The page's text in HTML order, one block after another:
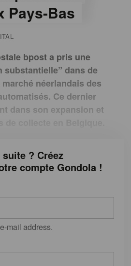
Pays-Bas
bpost a pris une
substantielle” dans de
néerlandais des
Ce dernier
dans son expansion et
? Créez
compte Gondola !
mail address.